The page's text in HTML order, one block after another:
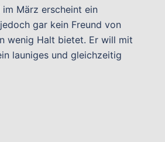
März erscheint ein
gar kein Freund von
wenig Halt bietet. Er will mit
launiges und gleichzeitig